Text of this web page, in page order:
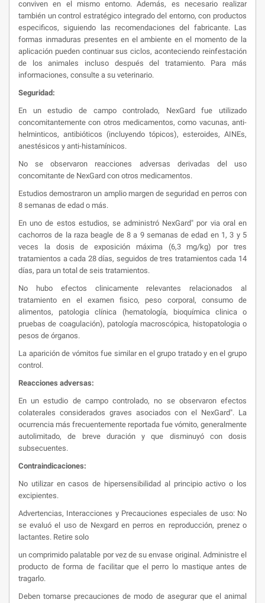
conviven en el mismo entorno. Además, es necesario realizar
también un control estratégico integrado del entorno, con productos
especificos, siguiendo las recomendaciones del fabricante. Las
formas inmaduras presentes en el ambiente en el momento de la
aplicación pueden continuar sus ciclos, aconteciendo reinfestación
de los animales incluso después del tratamiento. Para más
informaciones, consulte a su veterinario.
Seguridad:
En un estudio de campo controlado, NexGard fue utilizado
concomitantemente con otros medicamentos, como vacunas, anti-
helminticos, antibióticos (incluyendo tópicos), esteroides, AINEs,
anestésicos y anti-histamínicos.
No se observaron reacciones adversas derivadas del uso
concomitante de NexGard con otros medicamentos.
Estudios demostraron un amplio margen de seguridad en perros con
8 semanas de edad o más.
En uno de estos estudios, se administró NexGard" por via oral en
cachorros de la raza beagle de 8 a 9 semanas de edad en 1, 3 y 5
veces la dosis de exposición máxima (6,3 mg/kg) por tres
tratamientos a cada 28 días, seguidos de tres tratamientos cada 14
días, para un total de seis tratamientos.
No hubo efectos clinicamente relevantes relacionados al
tratamiento en el examen fisico, peso corporal, consumo de
alimentos, patologia clínica (hematología, bioquímica clinica o
pruebas de coagulación), patología macroscópica, histopatologia o
pesos de órganos.
La aparición de vómitos fue similar en el grupo tratado y en el grupo
control.
Reacciones adversas:
En un estudio de campo controlado, no se observaron efectos
colaterales considerados graves asociados con el NexGard". La
ocurrencia más frecuentemente reportada fue vómito, generalmente
autolimitado, de breve duración y que disminuyó con dosis
subsecuentes.
Contraindicaciones:
No utilizar en casos de hipersensibilidad al principio activo o los
excipientes.
Advertencias, Interacciones y Precauciones especiales de uso: No
se evaluó el uso de Nexgard en perros en reproducción, prenez o
lactantes. Retire solo
un comprimido palatable por vez de su envase original. Administre el
producto de forma de facilitar que el perro lo mastique antes de
tragarlo.
Deben tomarse precauciones de modo de asegurar que el animal